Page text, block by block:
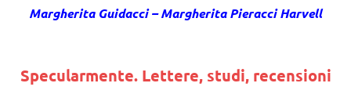
Margherita Guidacci – Margherita Pieracci Harvell
Specularmente. Lettere, studi, recensioni